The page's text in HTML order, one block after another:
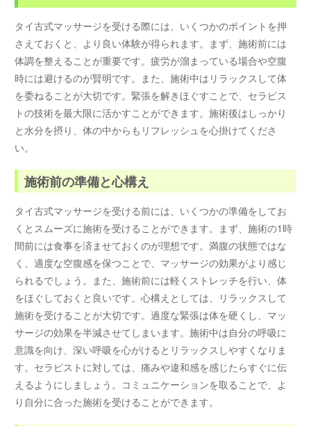
タイ古式マッサージを受ける際には、いくつかのポイントを押
さえておくと、より良い体験が得られます。まず、施術前には
体調を整えることが重要です。疲労が溜まっている場合や空腹
時には避けるのが賢明です。また、施術中はリラックスして体
を委ねることが大切です。緊張を解きほぐすことで、セラピス
トの技術を最大限に活かすことができます。施術後はしっかり
と水分を摂り、体の中からもリフレッシュを心掛けてくださ
い。
施術前の準備と心構え
タイ古式マッサージを受ける前には、いくつかの準備をしてお
くとスムーズに施術を受けることができます。まず、施術の1時
間前には食事を済ませておくのが理想です。満腹の状態ではな
く、適度な空腹感を保つことで、マッサージの効果がより感じ
られるでしょう。また、施術前には軽くストレッチを行い、体
をほぐしておくと良いです。心構えとしては、リラックスして
施術を受けることが大切です。過度な緊張は体を硬くし、マッ
サージの効果を半減させてしまいます。施術中は自分の呼吸に
意識を向け、深い呼吸を心がけるとリラックスしやすくなりま
す。セラピストに対しては、痛みや違和感を感じたらすぐに伝
えるようにしましょう。コミュニケーションを取ることで、よ
り自分に合った施術を受けることができます。